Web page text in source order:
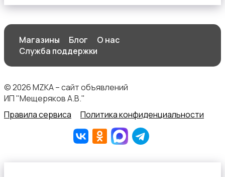
Продукты питания
Уход за животными
Магазины Блог
О нас
Служба поддержки
© 2026 MZKA – сайт объявлений
ИП "Мещеряков А.В."
Правила сервиса
Политика конфиденциальности